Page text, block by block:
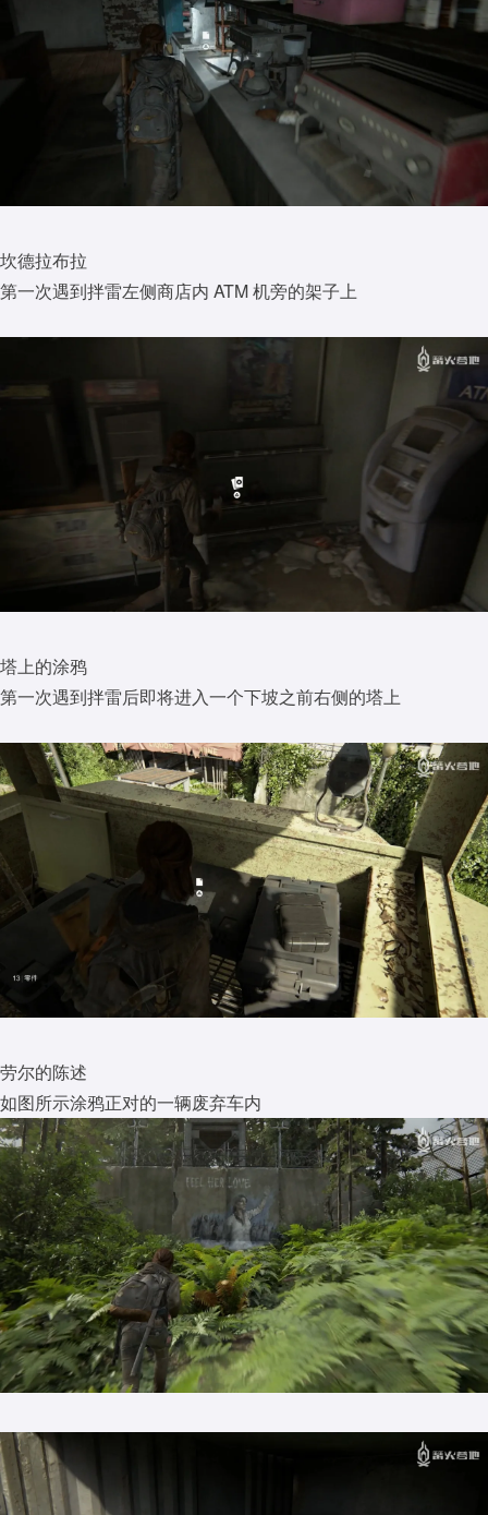
坎德拉布拉
第一次遇到拌雷左侧商店内 ATM 机旁的架子上
塔上的涂鸦
第一次遇到拌雷后即将进入一个下坡之前右侧的塔上
劳尔的陈述
如图所示涂鸦正对的一辆废弃车内